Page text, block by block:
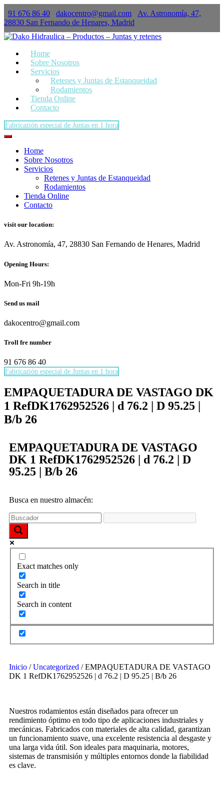
91 676 86 40 dakocentro@gmail.com
Av. Astronomía, 47,
28830 San Fernando de Henares, Madrid
Home
Sobre Nosotros
Servicios
Retenes y Juntas de Estanqueidad
Rodamientos
Tienda Online
Contacto
Fabricazión especial de Juntas en 1 hora
Home
Sobre Nosotros
Servicios
Retenes y Juntas de Estanqueidad
Rodamientos
Tienda Online
Contacto
visit our location:
Av. Astronomía, 47, 28830 San Fernando de Henares, Madrid
Opening Hours:
Mon-Fri 9h-19h
Send us mail
dakocentro@gmail.com
Troll fre number
91 676 86 40
Fabricazión especial de Juntas en 1 hora
EMPAQUETADURA DE VASTAGO DK
1 RefDK1762952526 | d 76.2 | D 95.25 |
B/b 26
EMPAQUETADURA DE VASTAGO
DK 1 RefDK1762952526 | d 76.2 | D
95.25 | B/b 26
Busca en nuestro almacén:
Exact matches only
Search in title
Search in content
Inicio /Uncategorized / EMPAQUETADURA DE VASTAGO
DK 1 RefDK1762952526 | d 76.2 | D 95.25 | B/b 26
Nuestros rodamientos están diseñados para ofrecer un
rendimiento óptimo en todo tipo de aplicaciones industriales y
mecánicas. Fabricados con materiales de alta calidad, garantizan
un funcionamiento suave, una excelente resistencia al desgaste y
una larga vida útil. Son ideales para maquinaria, motores,
sistemas de transmisión y múltiples entornos donde la fiabilidad
es clave.
Necesarias
Estas
cookies no
son
opcionales.
Son
funcione la
web y que
puedas
acceder a
Estadísticas
Para que
podamos
mejorar la
funcionalidad
y estructura
de la web,
utilizaremos
las
estadísticas
de uso en la
web. Así
sabremos qué
interesa más
ofrecemos y
cómo poder
Experiencia
Para que
nuestra web
funcione lo
mejor posible
durante tu